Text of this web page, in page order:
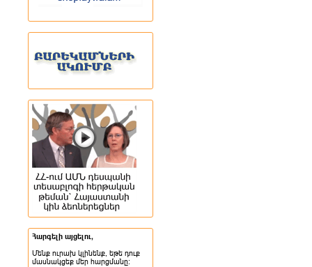
Հարգելի այցելու,
Մենք ուրախ կլինենք, եթե դուք
մասնակցեք մեր հարցմանը: